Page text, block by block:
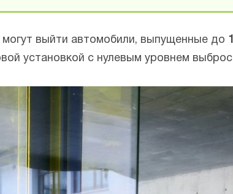
могут выйти автомобили, выпущенные до
установкой с нулевым уровнем